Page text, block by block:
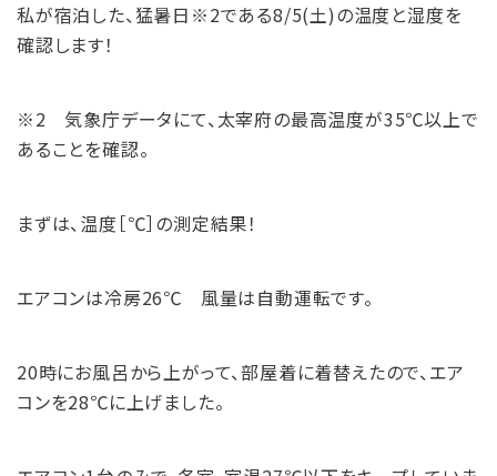
私が宿泊した、猛暑日※2である8/5(土)の温度と湿度を
確認します！
※2 気象庁データにて、太宰府の最高温度が35℃以上で
あることを確認。
まずは、温度［℃］の測定結果！
エアコンは冷房26℃ 風量は自動運転です。
20時にお風呂から上がって、部屋着に着替えたので、エア
コンを28℃に上げました。